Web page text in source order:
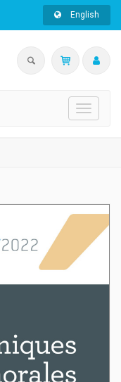
English
Toggle